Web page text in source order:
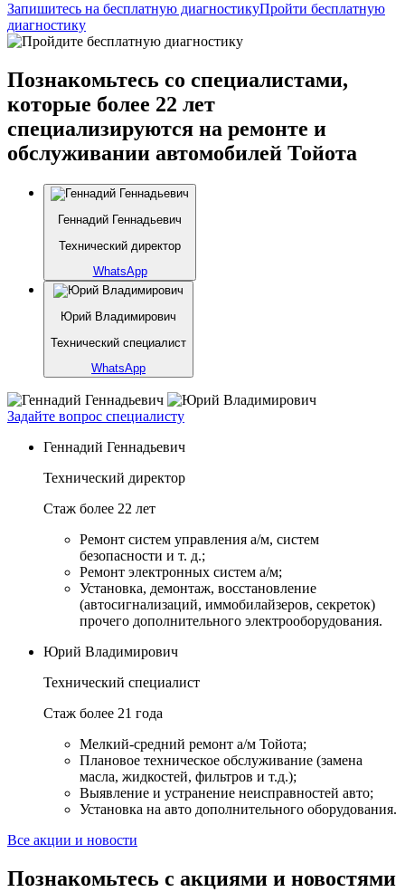
Запишитесь на бесплатную диагностикуПройти бесплатную
диагностику
Познакомьтесь со специалистами,
которые более 22 лет
специализируются на ремонте и
обслуживании автомобилей Тойота
Геннадий Геннадьевич
Технический директор
WhatsApp
Юрий Владимирович
Технический специалист
WhatsApp
Задайте вопрос специалисту
Геннадий Геннадьевич
Технический директор
Стаж более 22 лет
Ремонт систем управления а/м, систем
безопасности и т. д.;
Ремонт электронных систем а/м;
Установка, демонтаж, восстановление
(автосигнализаций, иммобилайзеров, секреток)
прочего дополнительного электрооборудования.
Юрий Владимирович
Технический специалист
Стаж более 21 года
Мелкий-средний ремонт а/м Тойота;
Плановое техническое обслуживание (замена
масла, жидкостей, фильтров и т.д.);
Выявление и устранение неисправностей авто;
Установка на авто дополнительного оборудования.
Все акции и новости
Познакомьтесь с акциями и новостями